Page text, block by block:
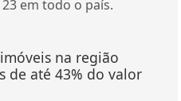
em todo o país.
na região
de até 43% do valor